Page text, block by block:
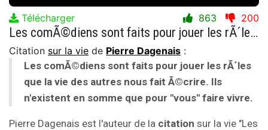
Télécharger 863 200
Les comÃ©diens sont faits pour jouer les rÃ´les que la vie des autres nous fait Ã©crire. Ils n'existent en somme que pour "vous" faire vivre.
Citation sur la vie de Pierre Dagenais :
Les comÃ©diens sont faits pour jouer les rÃ´les
que la vie des autres nous fait Ã©crire. Ils
n'existent en somme que pour "vous" faire vivre.
Pierre Dagenais est l'auteur de la citation sur la vie "Les